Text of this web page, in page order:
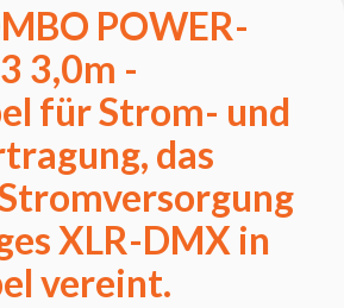
POWER-
3,0m -
für Strom- und
das
XLR-DMX in
vereint.